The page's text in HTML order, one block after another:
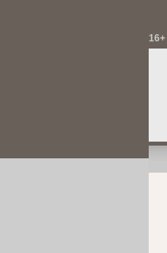
16+